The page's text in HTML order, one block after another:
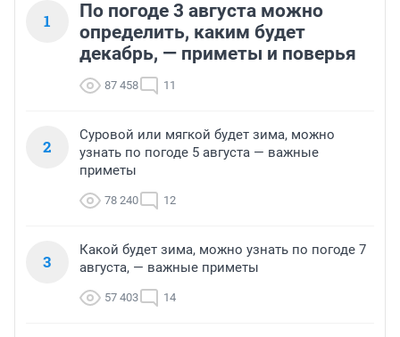
1
По погоде 3 августа можно
определить, каким будет
декабрь, — приметы и поверья
87 458 11
2
Суровой или мягкой будет зима, можно
узнать по погоде 5 августа — важные
приметы
78 240 12
3
Какой будет зима, можно узнать по погоде 7
августа, — важные приметы
57 403 14